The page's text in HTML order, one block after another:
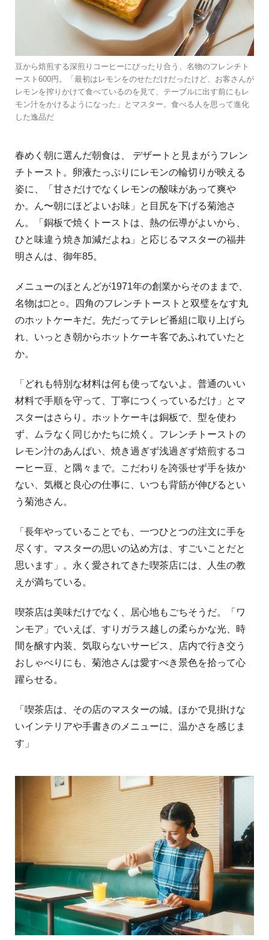
豆から焙煎する深煎りコーヒーにぴったり合う、名物のフレンチト
ースト600円。「最初はレモンをのせただけだったけど、お客さんが
レモンを搾りかけて食べているのを見て、テーブルに出す前にもレ
モン汁をかけるようになった」とマスター。食べる人を思って進化
した逸品だ
春めく朝に選んだ朝食は、 デザートと見まがうフレン
チトースト。卵液たっぷりにレモンの輪切りが映える
姿に、「甘さだけでなくレモンの酸味があって爽や
か。ん〜朝にほどよいお味」と目尻を下げる菊池さ
ん。「銅板で焼くトーストは、熱の伝導がよいから、
ひと味違う焼き加減だよね」と応じるマスターの福井
明さんは、御年85。
メニューのほとんどが1971年の創業からそのままで、
名物は□と○。四角のフレンチトーストと双璧をなす丸
のホットケーキだ。先だってテレビ番組に取り上げら
れ、いっとき朝からホットケーキ客であふれていたと
か。
「どれも特別な材料は何も使ってないよ。普通のいい
材料で手順を守って、丁寧につくっているだけ」とマ
スターはさらり。ホットケーキは銅板で、型を使わ
ず、ムラなく同じかたちに焼く。フレンチトーストの
レモン汁のあんばい、焼き過ぎず浅過ぎず焙煎するコ
ーヒー豆、と隅々まで。こだわりを誇張せず手を抜か
ない、気概と良心の仕事に、いつも背筋が伸びるとい
う菊池さん。
「長年やっていることでも、一つひとつの注文に手を
尽くす。マスターの思いの込め方は、すごいことだと
思います」。永く愛されてきた喫茶店には、人生の教
えが満ちている。
喫茶店は美味だけでなく、居心地もごちそうだ。「ワ
ンモア」でいえば、すりガラス越しの柔らかな光、時
間を醸す内装、気取らないサービス、店内で行き交う
おしゃべりにも、菊池さんは愛すべき景色を拾って心
躍らせる。
「喫茶店は、その店のマスターの城。ほかで見掛けな
いインテリアや手書きのメニューに、温かさを感じま
す」